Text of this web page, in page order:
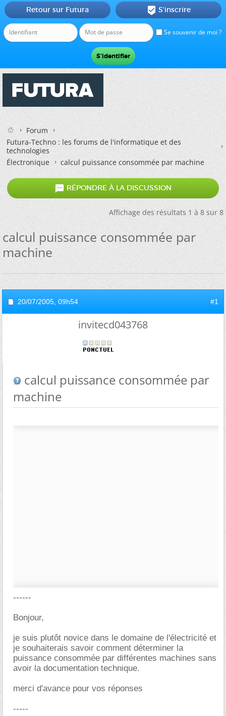
Se souvenir de moi ?
Retour sur Futura  S'inscrire
Forum
Futura-Techno : les forums de l'informatique et des
technologies
Électronique
calcul puissance consommée par machine
 RÉPONDRE À LA DISCUSSION
Affichage des résultats 1 à 8 sur 8
calcul puissance consommée par
machine
20/07/2005, 09h54 #1
invitecd043768
calcul puissance consommée par
machine
------
Bonjour,
je suis plutôt novice dans le domaine de l'électricité et
je souhaiterais savoir comment déterminer la
puissance consommée par différentes machines sans
avoir la documentation technique.
merci d'avance pour vos réponses
-----